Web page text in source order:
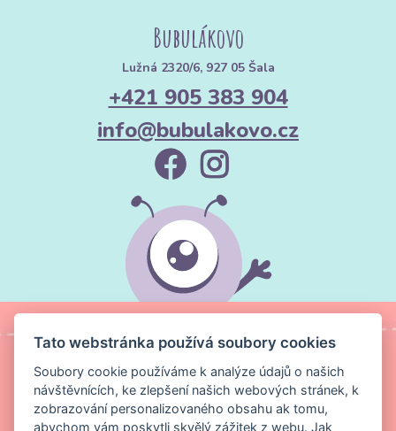
Bubulákovo
Lužná 2320/6, 927 05 Šala
+421 905 383 904
info@bubulakovo.cz
Tato webstránka používá soubory cookies
Soubory cookie používáme k analýze údajů o našich
návštěvnících, ke zlepšení našich webových stránek, k
zobrazování personalizovaného obsahu ak tomu,
abychom vám poskytli skvělý zážitek z webu.Jak